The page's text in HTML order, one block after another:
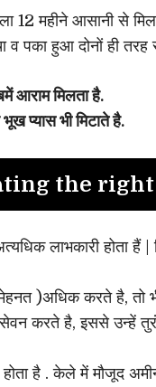
12 महीने आसानी से
पका हुआ दोनों ही तरह
आराम मिलता है.
प्यास भी मिटाते है.
the
लाभकारी होता हैं
)अधिक करते है, तो
करते है, इससे उन्हें
है . केले में मौजूद